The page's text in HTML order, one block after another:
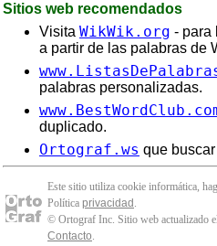
Sitios web recomendados
Visita WikWik.org - para
a partir de las palabras de
palabras personalizadas.
duplicado.
Ortograf.ws que
Este sitio utiliza cookie informática,
Política privacidad .
© Ortograf Inc. Sitio web actualizado
Contacto.